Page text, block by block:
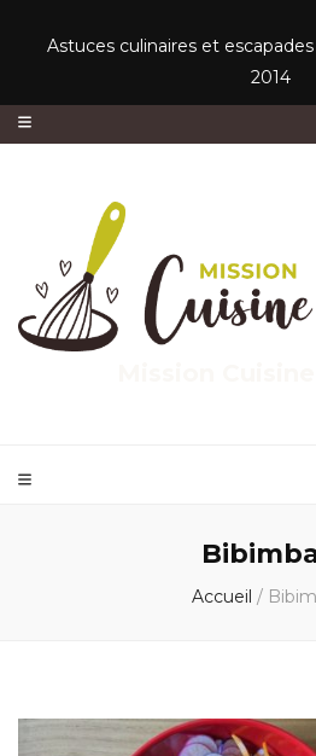
Astuces culinaires et
2014
Accueil /